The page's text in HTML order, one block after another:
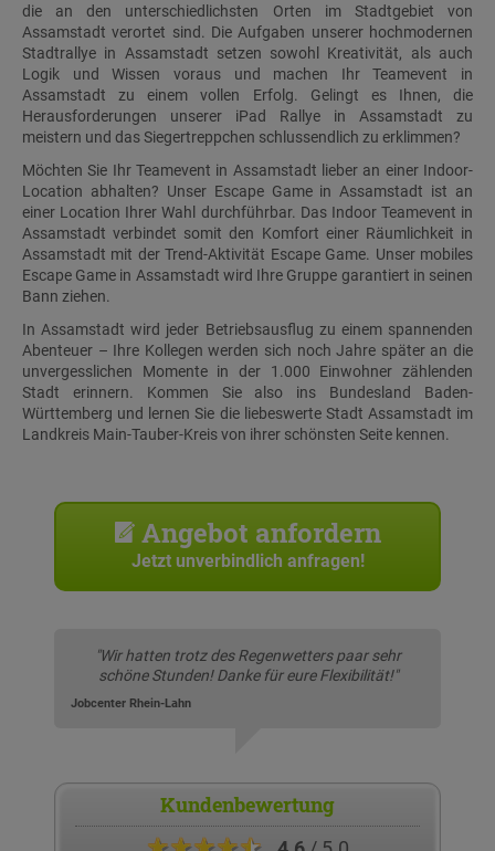
die an den unterschiedlichsten Orten im Stadtgebiet von
Assamstadt verortet sind. Die Aufgaben unserer hochmodernen
Stadtrallye in Assamstadt setzen sowohl Kreativität, als auch
Logik und Wissen voraus und machen Ihr Teamevent in
Assamstadt zu einem vollen Erfolg. Gelingt es Ihnen, die
Herausforderungen unserer iPad Rallye in Assamstadt zu
meistern und das Siegertreppchen schlussendlich zu erklimmen?
Möchten Sie Ihr Teamevent in Assamstadt lieber an einer Indoor-
Location abhalten? Unser Escape Game in Assamstadt ist an
einer Location Ihrer Wahl durchführbar. Das Indoor Teamevent in
Assamstadt verbindet somit den Komfort einer Räumlichkeit in
Assamstadt mit der Trend-Aktivität Escape Game. Unser mobiles
Escape Game in Assamstadt wird Ihre Gruppe garantiert in seinen
Bann ziehen.
In Assamstadt wird jeder Betriebsausflug zu einem spannenden
Abenteuer – Ihre Kollegen werden sich noch Jahre später an die
unvergesslichen Momente in der 1.000 Einwohner zählenden
Stadt erinnern. Kommen Sie also ins Bundesland Baden-
Württemberg und lernen Sie die liebeswerte Stadt Assamstadt im
Landkreis Main-Tauber-Kreis von ihrer schönsten Seite kennen.
Angebot anfordern
Jetzt unverbindlich anfragen!
"Wir hatten trotz des Regenwetters paar sehr
schöne Stunden! Danke für eure Flexibilität!"
Jobcenter Rhein-Lahn
Kundenbewertung